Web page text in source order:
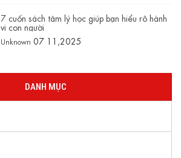
7 cuốn sách tâm lý học giúp bạn hiểu rõ hành
vi con người
Unknown 07 11,2025
DANH MỤC